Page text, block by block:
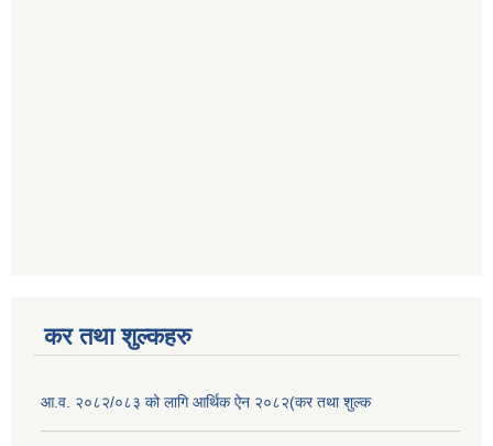
कर तथा शुल्कहरु
आ.व. २०८२/०८३ को लागि आर्थिक ऐन २०८२(कर तथा शुल्क